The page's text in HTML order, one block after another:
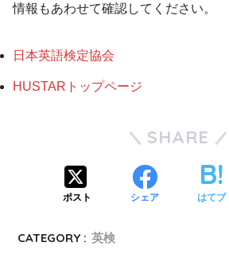
情報もあわせて確認してください。
日本英語検定協会
HUSTARトップページ
SHARE
ポスト シェア はてブ
CATEGORY : 英検